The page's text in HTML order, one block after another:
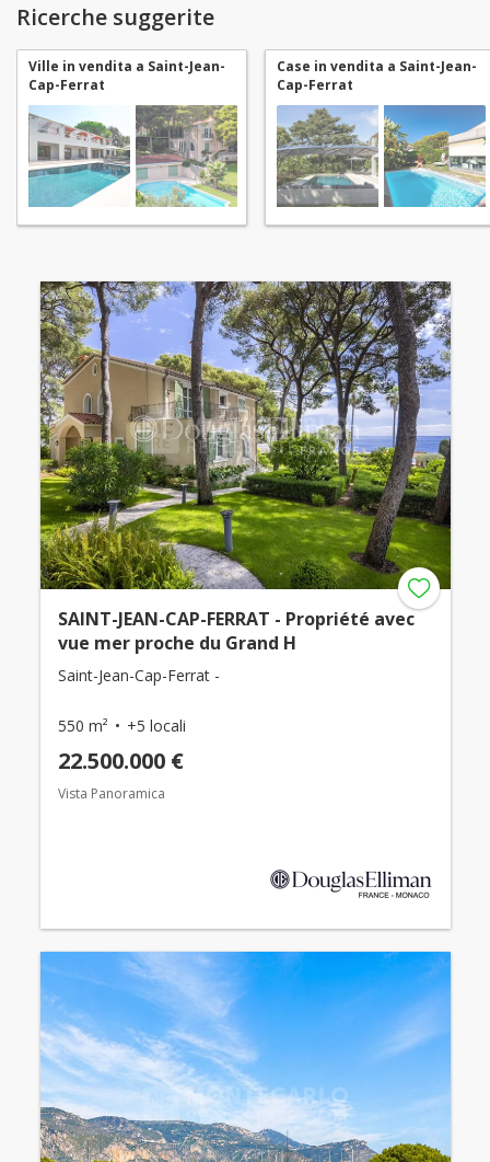
Ricerche suggerite
Ville in vendita a Saint-Jean-
Cap-Ferrat
Case in vendita a Saint-Jean-
Cap-Ferrat
SAINT-JEAN-CAP-FERRAT - Propriété avec
vue mer proche du Grand H
Saint-Jean-Cap-Ferrat -
550 m² +5 locali
22.500.000 €
Vista Panoramica